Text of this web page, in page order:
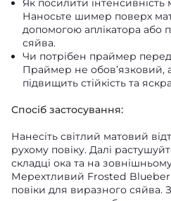
Як посилити інтенсивність
Наносьте шимер поверх
допомогою аплікатора або
сяйва.
Чи потрібен праймер
Праймер не обов’язковий,
підвищить стійкість та
Спосіб застосування:
Нанесіть світлий матовий
рухому повіку. Далі
складці ока та на
Мерехтливий Frosted
повіки для виразного сяйва.